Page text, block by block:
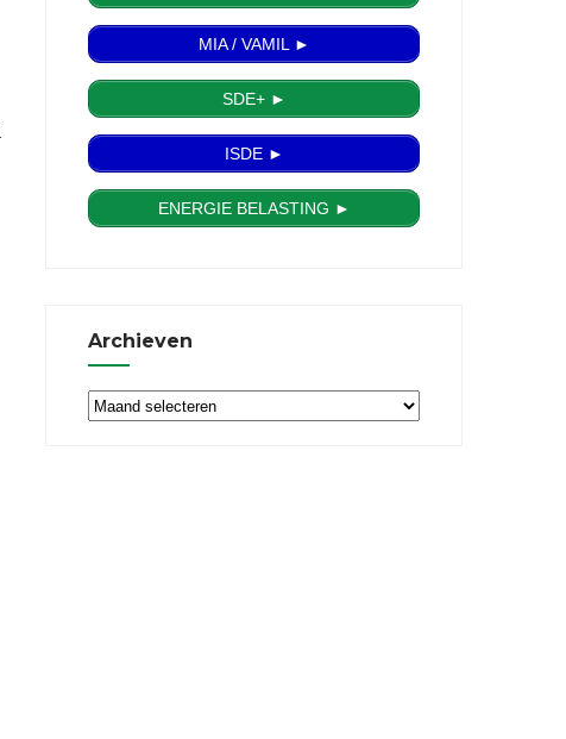
MIA / VAMIL ►
SDE+ ►
ISDE ►
ENERGIE BELASTING ►
Archieven
Archieven